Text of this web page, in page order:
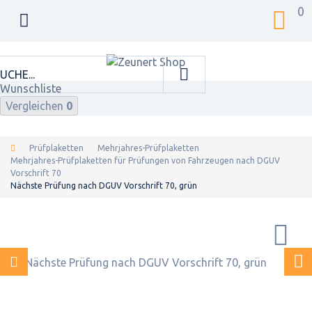
0
Wunschliste
Vergleichen 0
Prüfplaketten
Mehrjahres-Prüfplaketten
Mehrjahres-Prüfplaketten für Prüfungen von Fahrzeugen nach DGUV
Vorschrift 70
Nächste Prüfung nach DGUV Vorschrift 70, grün